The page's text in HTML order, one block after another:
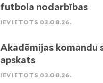
futbola nodarbības
IEVIETOTS 03.08.26.
Akadēmijas komandu
apskats
IEVIETOTS 03.08.26.